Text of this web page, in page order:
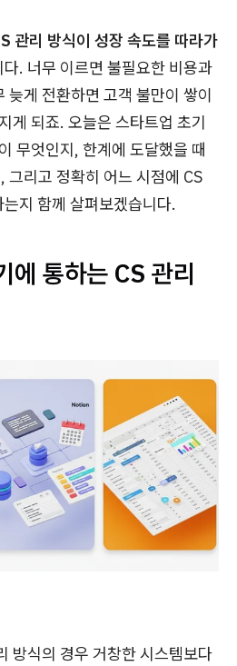
관리 방식이 성장 속도를 따라가
. 너무 이르면 불필요한 비용과
늦게 전환하면 고객 불만이 쌓이
게 되죠. 오늘은 스타트업 초기
무엇인지, 한계에 도달했을 때
그리고 정확히 어느 시점에 CS
지 함께 살펴보겠습니다.
통하는 CS 관리
방식의 경우 거창한 시스템보다